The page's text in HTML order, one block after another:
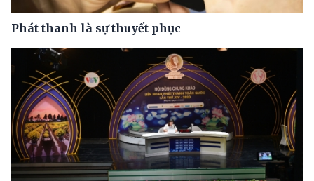
Phát thanh là sự thuyết phục